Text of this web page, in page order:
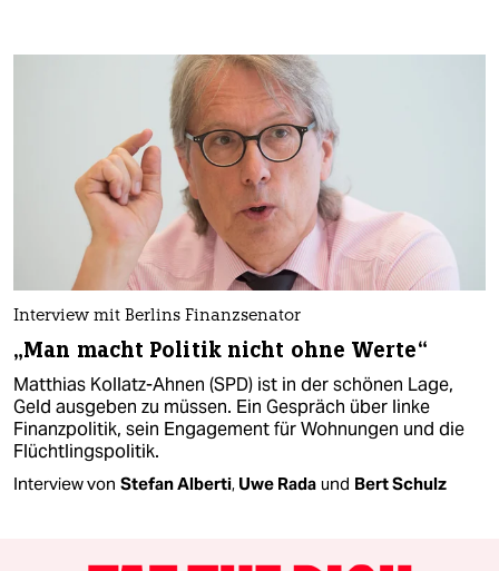
Interview mit Berlins Finanzsenator
„Man macht Politik nicht ohne Werte“
Matthias Kollatz-Ahnen (SPD) ist in der schönen Lage,
Geld ausgeben zu müssen. Ein Gespräch über linke
Finanzpolitik, sein Engagement für Wohnungen und die
Flüchtlingspolitik.
Interview von Stefan Alberti, Uwe Rada und Bert Schulz